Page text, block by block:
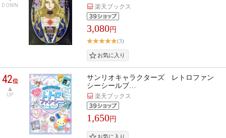
DOWN 楽天ブックス
3,080円
(3)
42位
UP
サンリオキャラクターズ レトロファン
シーシールブ…
楽天ブックス
1,650円